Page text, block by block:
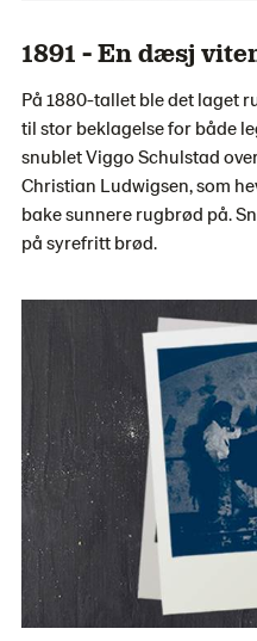
1891 - En dæsj
På 1880-tallet ble det laget
til stor beklagelse for både
snublet Viggo Schulstad
Christian Ludwigsen, som
bake sunnere rugbrød på.
på syrefritt brød.